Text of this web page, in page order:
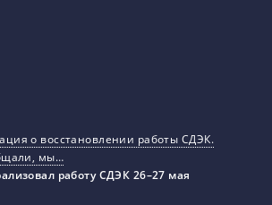
о восстановлении работы СДЭК.
мы…
работу СДЭК 26–27 мая